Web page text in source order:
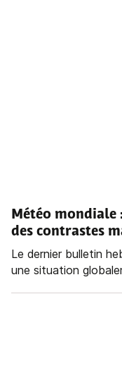
Météo mondiale
des contrastes
Le dernier bulletin
une situation